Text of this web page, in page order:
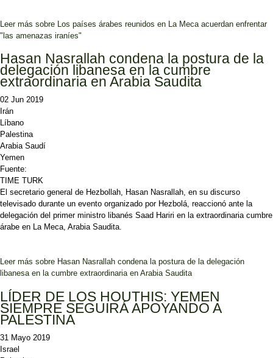
Leer más sobre Los países árabes reunidos en La Meca acuerdan enfrentar
"las amenazas iraníes"
Hasan Nasrallah condena la postura de la
delegación libanesa en la cumbre
extraordinaria en Arabia Saudita
02 Jun 2019
Irán
Líbano
Palestina
Arabia Saudí
Yemen
Fuente:
TIME TURK
El secretario general de Hezbollah, Hasan Nasrallah, en su discurso
televisado durante un evento organizado por Hezbolá, reaccionó ante la
delegación del primer ministro libanés Saad Hariri en la extraordinaria cumbre
árabe en La Meca, Arabia Saudita.
Leer más sobre Hasan Nasrallah condena la postura de la delegación
libanesa en la cumbre extraordinaria en Arabia Saudita
LÍDER DE LOS HOUTHIS: YEMEN
SIEMPRE SEGUIRÁ APOYANDO A
PALESTINA
31 Mayo 2019
Israel